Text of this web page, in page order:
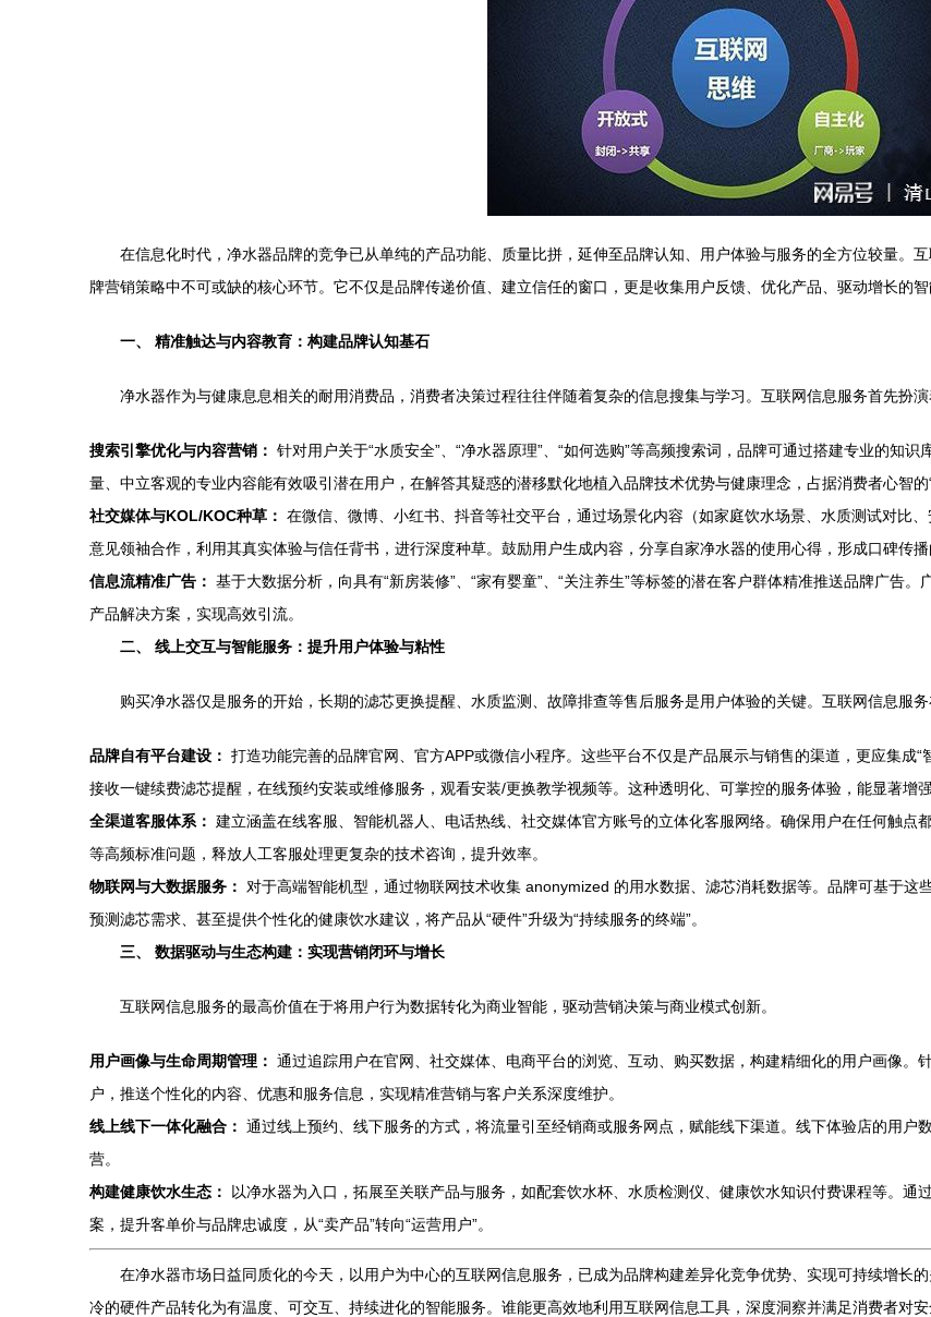
在信息化时代，净水器品牌的竞争已从单纯的产品功能、质量比拼，延伸至品牌认知、用户体验与服务的全方位较量。
牌营销策略中不可或缺的核心环节。它不仅是品牌传递价值、建立信任的窗口，更是收集用户反馈、优化产品、驱动增长的智
一、 精准触达与内容教育：构建品牌认知基石
净水器作为与健康息息相关的耐用消费品，消费者决策过程往往伴随着复杂的信息搜集与学习。互联网信息服务首先扮演
搜索引擎优化与内容营销： 针对用户关于“水质安全”、“净水器原理”、“如何选购”等高频搜索词，品牌可通过搭建专业的知
量、中立客观的专业内容能有效吸引潜在用户，在解答其疑惑的潜移默化地植入品牌技术优势与健康理念，占据消费者心智的“
社交媒体与KOL/KOC种草： 在微信、微博、小红书、抖音等社交平台，通过场景化内容（如家庭饮水场景、水质测试对比
意见领袖合作，利用其真实体验与信任背书，进行深度种草。鼓励用户生成内容，分享自家净水器的使用心得，形成口碑传播
信息流精准广告： 基于大数据分析，向具有“新房装修”、“家有婴童”、“关注养生”等标签的潜在客户群体精准推送品牌广告
产品解决方案，实现高效引流。
二、 线上交互与智能服务：提升用户体验与粘性
购买净水器仅是服务的开始，长期的滤芯更换提醒、水质监测、故障排查等售后服务是用户体验的关键。互联网信息服
品牌自有平台建设： 打造功能完善的品牌官网、官方APP或微信小程序。这些平台不仅是产品展示与销售的渠道，更应集成
接收一键续费滤芯提醒，在线预约安装或维修服务，观看安装/更换教学视频等。这种透明化、可掌控的服务体验，能显著增
全渠道客服体系： 建立涵盖在线客服、智能机器人、电话热线、社交媒体官方账号的立体化客服网络。确保用户在任何触
等高频标准问题，释放人工客服处理更复杂的技术咨询，提升效率。
物联网与大数据服务：
对于高端智能机型，通过物联网技术收集 anonymized 的用水数据、滤芯消耗数据等。品牌可基于这
预测滤芯需求、甚至提供个性化的健康饮水建议，将产品从“硬件”升级为“持续服务的终端”。
三、 数据驱动与生态构建：实现营销闭环与增长
互联网信息服务的最高价值在于将用户行为数据转化为商业智能，驱动营销决策与商业模式创新。
用户画像与生命周期管理： 通过追踪用户在官网、社交媒体、电商平台的浏览、互动、购买数据，构建精细化的用户画像。
户，推送个性化的内容、优惠和服务信息，实现精准营销与客户关系深度维护。
线上线下一体化融合： 通过线上预约、线下服务的方式，将流量引至经销商或服务网点，赋能线下渠道。线下体验店的用
营。
构建健康饮水生态：
以净水器为入口，拓展至关联产品与服务，如配套饮水杯、水质检测仪、健康饮水知识付费课程等。
案，提升客单价与品牌忠诚度，从“卖产品”转向“运营用户”。
在净水器市场日益同质化的今天，以用户为中心的互联网信息服务，已成为品牌构建差异化竞争优势、实现可持续增长
冷的硬件产品转化为有温度、可交互、持续进化的智能服务。谁能更高效地利用互联网信息工具，深度洞察并满足消费者对